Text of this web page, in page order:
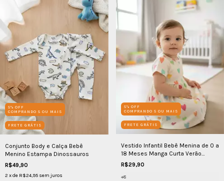
5% OFF
COMPRANDO 5 OU MAIS
FRETE GRÁTIS
Conjunto Body e Calça Bebê
Menino Estampa Dinossauros
R$49,90
2 x de R$24,95 sem juros
5% OFF
COMPRANDO 5 OU MAIS
FRETE GRÁTIS
Vestido Infantil Bebê Menina de 0 a
18 Meses Manga Curta Verão
Crianças
R$29,90
+8